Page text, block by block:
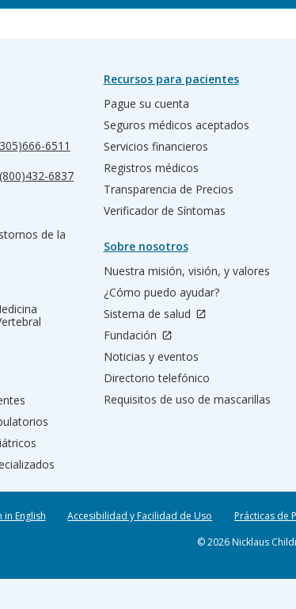
6511
6837
de la
Recursos para pacientes
Pague su cuenta
Seguros médicos aceptados
Servicios financieros
Registros médicos
Transparencia de Precios
Verificador de Síntomas
Sobre nosotros
Nuestra misión, visión, y valores
¿Cómo puedo ayudar?
Sistema de salud
Fundación
Noticias y eventos
Directorio telefónico
Requisitos de uso de mascarillas
English Accesibilidad y Facilidad de Uso Prácticas de
© 2026 Nicklaus